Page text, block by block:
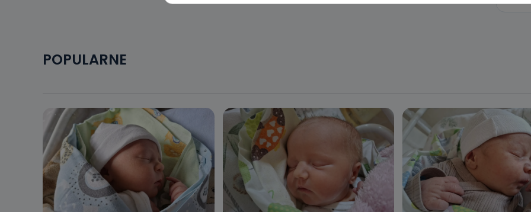
19 dostępu do danych osobowych dotyczących Państwa oraz uzyskania ich kopii, a
ich sprostowania, usunięcia danych, ograniczenia ich przetwarzania oraz prawo
sprzeciwu wobec ich przetwarzania.
Do kiedy Państwa dane osobowe będą przechowywane?
Do czasu wycofania zgody lub, jeśli dane będą przetwarzane na podstawie prawnie
uzasadnionego celu administratora – do momentu wniesienia sprzeciwu.
Jakie dane osobowe przetwarzamy?
POPULARNE